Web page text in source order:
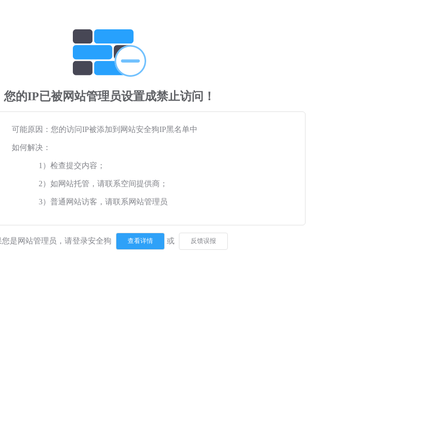
您的IP已被网站管理员设置成禁止访问！
可能原因：您的访问IP被添加到网站安全狗IP黑名单中
如何解决：
1）检查提交内容；
2）如网站托管，请联系空间提供商；
3）普通网站访客，请联系网站管理员
您是网站管理员，请登录安全狗 或